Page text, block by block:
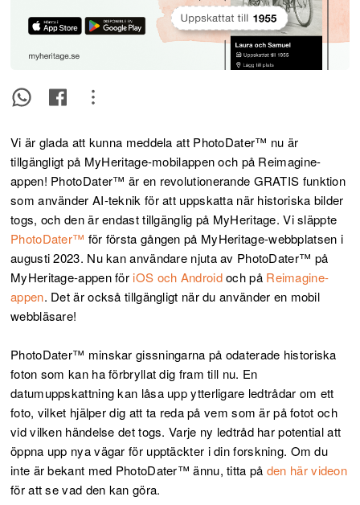
Vi är glada att kunna meddela att PhotoDater™ nu är
tillgängligt på MyHeritage-mobilappen och på Reimagine-
appen! PhotoDater™ är en revolutionerande GRATIS funktion
som använder AI-teknik för att uppskatta när historiska bilder
togs, och den är endast tillgänglig på MyHeritage. Vi släppte
PhotoDater™ för första gången på MyHeritage-webbplatsen i
augusti 2023. Nu kan användare njuta av PhotoDater™ på
MyHeritage-appen för iOS och Androidoch på Reimagine-
appen. Det är också tillgängligt när du använder en mobil
webbläsare!
PhotoDater™ minskar gissningarna på odaterade historiska
foton som kan ha förbryllat dig fram till nu. En
datumuppskattning kan låsa upp ytterligare ledtrådar om ett
foto, vilket hjälper dig att ta reda på vem som är på fotot och
vid vilken händelse det togs. Varje ny ledtråd har potential att
öppna upp nya vägar för upptäckter i din forskning. Om du
inte är bekant med PhotoDater™ ännu, titta på den här videon
för att se vad den kan göra.